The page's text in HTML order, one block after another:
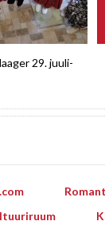
29. juuli-